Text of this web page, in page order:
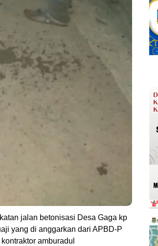
jalan betonisasi Desa Gaga kp
yang di anggarkan dari APBD-P
amburadul